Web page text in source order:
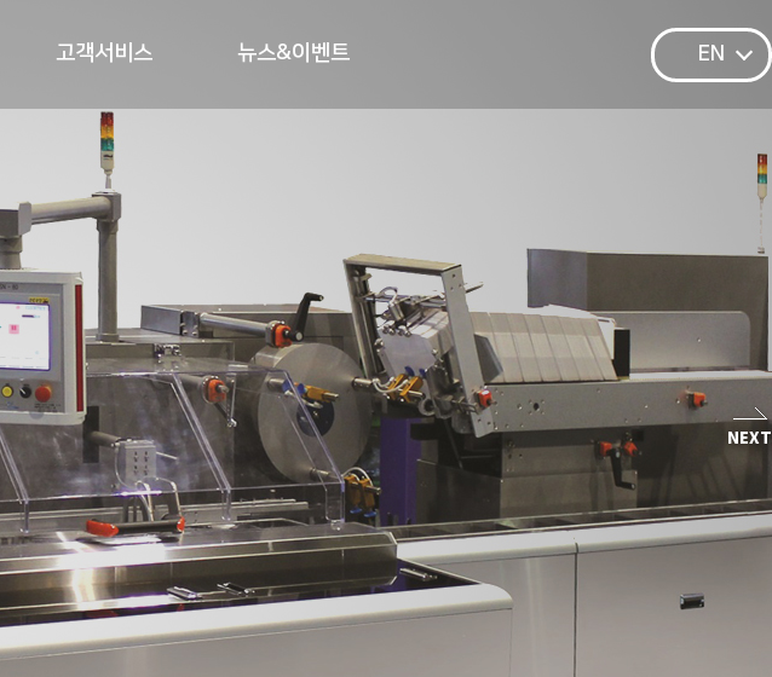
고객서비스 뉴스&이벤트 EN
machine
machine
machine
machine
machine
NEXT